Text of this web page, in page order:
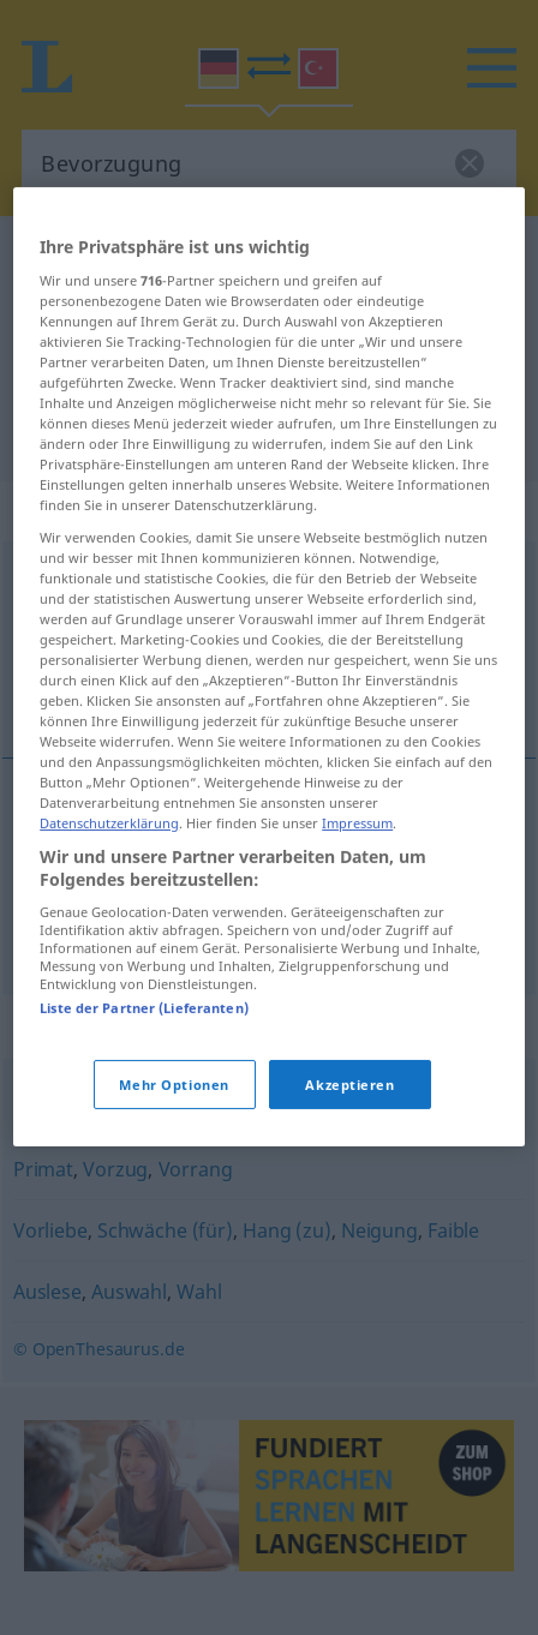
Deutsch-Türkisch Wörterbuch
Deutsch-Türkisch Übersetzung für
"Bevorzugung"
"Bevorzugung" Türkisch
Übersetzung
„Bevorzugung“: weiblich
Bevorzugungf <Bevorzugung ;ohne pl>
Übersicht aller Übersetzungen
(Für mehr Details die Übersetzung anklicken/antippen)
tercih, üstün tutulma, özel muamele
tercih Bevorzugung
üstüntut(ul)ma Bevorzugung
özelmuamele Bevorzugung (≈ Privilegierung)
Begünstigung
Primat,Vorzug, Vorrang
Vorliebe, Schwäche (für), Hang (zu), Neigung, Faible
Auslese,Auswahl,Wahl
© OpenThesaurus.de
Ihre Privatsphäre ist uns wichtig
Wir und unsere716-Partner speichern und greifen auf
personenbezogene Daten wie Browserdaten oder eindeutige
Kennungen auf Ihrem Gerät zu. Durch Auswahl von Akzeptieren
aktivieren Sie Tracking-Technologien für die unter „Wir und unsere
Partner verarbeiten Daten, um Ihnen Dienste bereitzustellen“
aufgeführten Zwecke. Wenn Tracker deaktiviert sind, sind manche
Inhalte und Anzeigen möglicherweise nicht mehr so relevant für Sie. Sie
können dieses Menü jederzeit wieder aufrufen, um Ihre Einstellungen zu
ändern oder Ihre Einwilligung zu widerrufen, indem Sie auf den Link
Privatsphäre-Einstellungen am unteren Rand der Webseite klicken. Ihre
Einstellungen gelten innerhalb unseres Website. Weitere Informationen
finden Sie in unserer Datenschutzerklärung.
Wir verwenden Cookies, damit Sie unsere Webseite bestmöglich nutzen
und wir besser mit Ihnen kommunizieren können. Notwendige,
funktionale und statistische Cookies, die für den Betrieb der Webseite
und der statistischen Auswertung unserer Webseite erforderlich sind,
werden auf Grundlage unserer Vorauswahl immer auf Ihrem Endgerät
gespeichert. Marketing-Cookies und Cookies, die der Bereitstellung
personalisierter Werbung dienen, werden nur gespeichert, wenn Sie uns
durch einen Klick auf den „Akzeptieren“-Button Ihr Einverständnis
geben. Klicken Sie ansonsten auf „Fortfahren ohne Akzeptieren“. Sie
können Ihre Einwilligung jederzeit für zukünftige Besuche unserer
Webseite widerrufen. Wenn Sie weitere Informationen zu den Cookies
und den Anpassungsmöglichkeiten möchten, klicken Sie einfach auf den
Button „Mehr Optionen“. Weitergehende Hinweise zu der
Datenverarbeitung entnehmen Sie ansonsten unserer
Datenschutzerklärung. Hier finden Sie unserImpressum.
Wir und unsere Partner verarbeiten Daten, um
Folgendes bereitzustellen:
Genaue Geolocation-Daten verwenden. Geräteeigenschaften zur
Identifikation aktiv abfragen. Speichern von und/oder Zugriff auf
Informationen auf einem Gerät. Personalisierte Werbung und Inhalte,
Messung von Werbung und Inhalten, Zielgruppenforschung und
Entwicklung von Dienstleistungen.
Liste der Partner (Lieferanten)
Mehr Optionen Akzeptieren